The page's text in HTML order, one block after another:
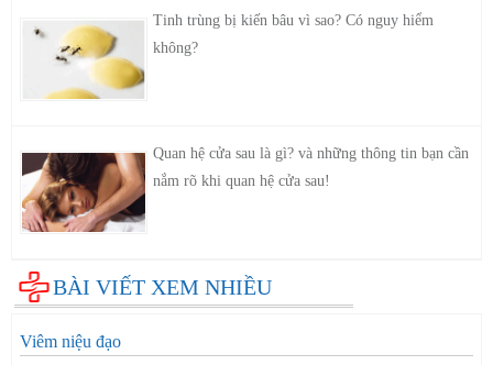
Tinh trùng bị kiến bâu vì sao? Có nguy hiểm
không?
Quan hệ cửa sau là gì? và những thông tin bạn cần
nắm rõ khi quan hệ cửa sau!
BÀI VIẾT XEM NHIỀU
Viêm niệu đạo